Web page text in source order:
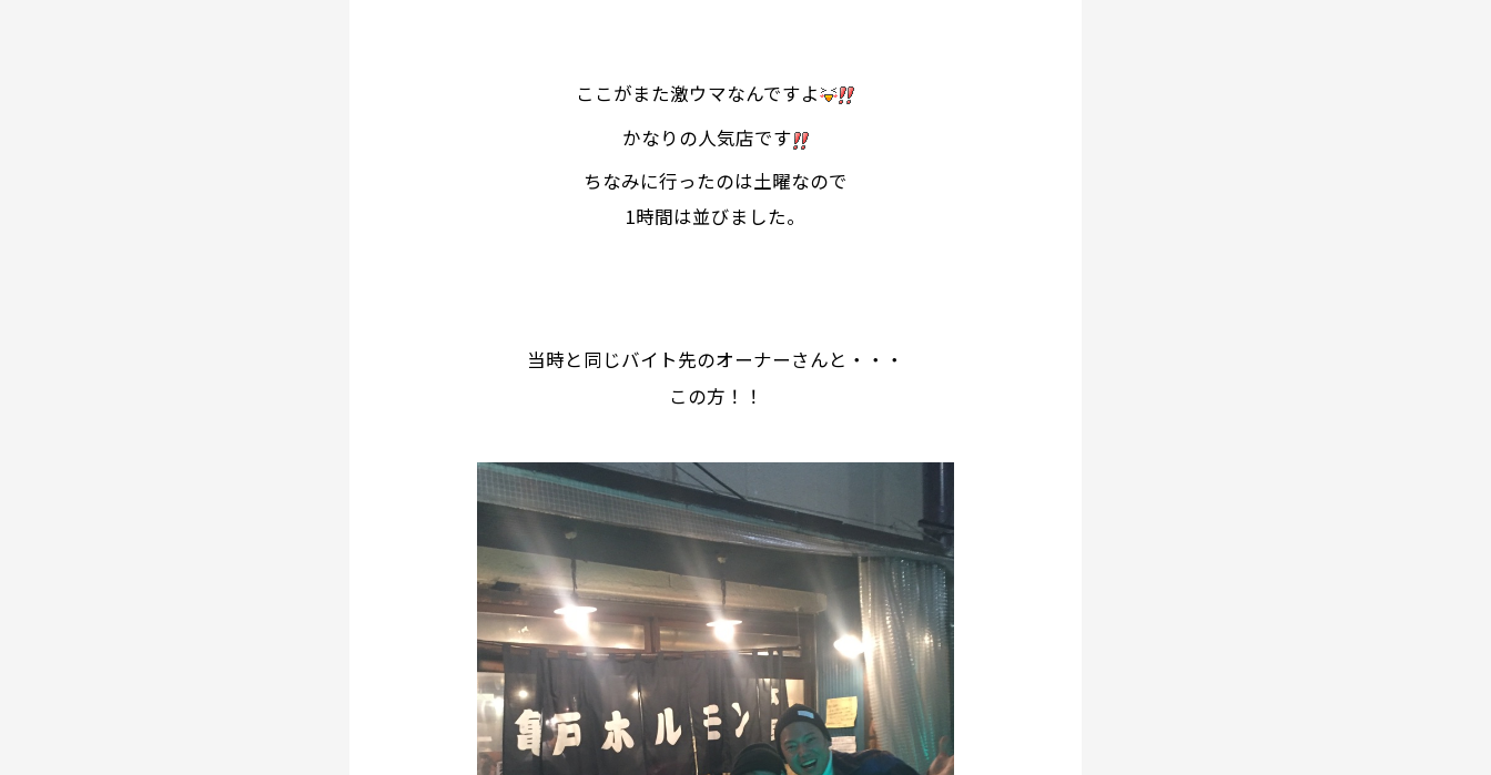
ここがまた激ウマなんですよ
かなりの人気店です
ちなみに行ったのは土曜なので
1時間は並びました。
当時と同じバイト先のオーナーさんと・・・
この方！！